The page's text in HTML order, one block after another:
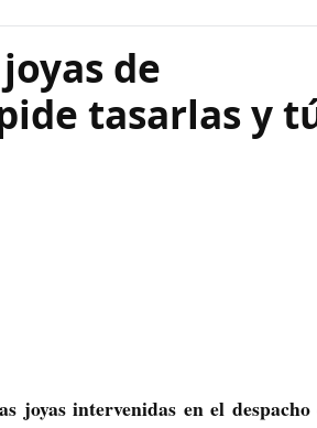
de
tasarlas y
joyas intervenidas en el despacho